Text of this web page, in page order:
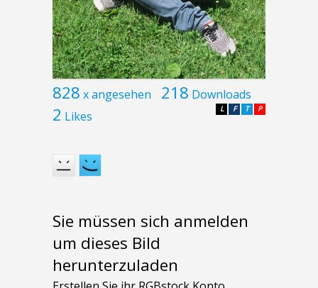
828 x angesehen 218 Downloads
2 Likes P
T
F
L
Sie müssen sich anmelden
um dieses Bild
herunterzuladen